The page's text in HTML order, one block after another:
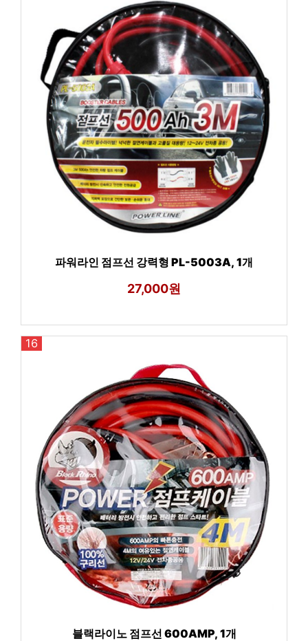
파워라인 점프선 강력형 PL-5003A, 1개
27,000원
16
블랙라이노 점프선 600AMP, 1개